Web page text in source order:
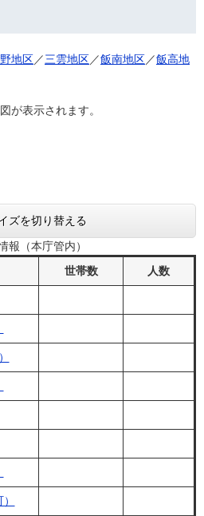
地区／三雲地区／飯南地区／飯高地
が表示されます。
ズを切り替える
報（本庁管内）
世帯数 人数